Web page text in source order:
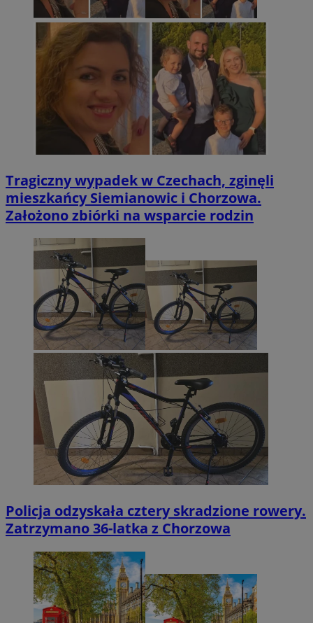
Tragiczny wypadek w Czechach, zginęli
mieszkańcy Siemianowic i Chorzowa.
Założono zbiórki na wsparcie rodzin
Policja odzyskała cztery skradzione rowery.
Zatrzymano 36-latka z Chorzowa